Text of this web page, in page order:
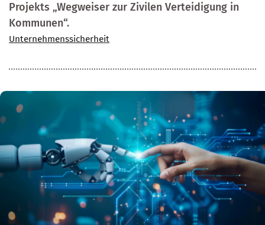
Projekts „Wegweiser zur Zivilen Verteidigung in
Kommunen“.
Unternehmenssicherheit